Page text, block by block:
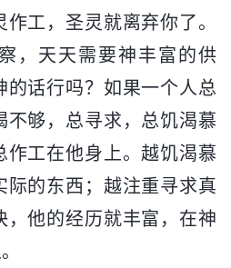
工，圣灵就离弃你了。
，天天需要神丰富的供
的话行吗？如果一个人总
不够，总寻求，总饥渴慕
作工在他身上。越饥渴慕
际的东西；越注重寻求真
，他的经历就丰富，在神